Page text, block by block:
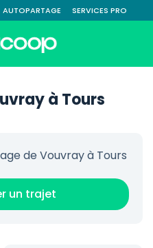
AUTOPARTAGE SERVICES PRO
à Tours
de Vouvray à Tours
un trajet